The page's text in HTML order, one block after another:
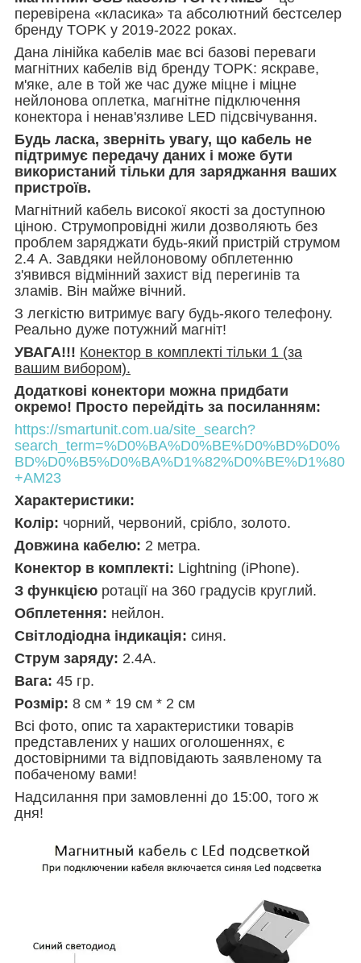
перевірена «класика» та абсолютний бестселер
бренду TOPK у 2019-2022 роках.
Дана лінійка кабелів має всі базові переваги
магнітних кабелів від бренду TOPK: яскраве,
м'яке, але в той же час дуже міцне і міцне
нейлонова оплетка, магнітне підключення
конектора і ненав'язливе LED підсвічування.
Будь ласка, зверніть увагу, що кабель не
підтримує передачу даних і може бути
використаний тільки для заряджання ваших
пристроїв.
Магнітний кабель високої якості за доступною
ціною. Струмопровідні жили дозволяють без
проблем заряджати будь-який пристрій струмом
2.4 А. Завдяки нейлоновому обплетенню
з'явився відмінний захист від перегинів та
зламів. Він майже вічний.
З легкістю витримує вагу будь-якого телефону.
Реально дуже потужний магніт!
УВАГА!!! Конектор в комплекті тільки 1 (за
вашим вибором).
Додаткові конектори можна придбати
окремо! Просто перейдіть за посиланням:
https://smartunit.com.ua/site_search?
search_term=%D0%BA%D0%BE%D0%BD%D0%
BD%D0%B5%D0%BA%D1%82%D0%BE%D1%80
+AM23
Характеристики:
Колір: чорний, червоний, срібло, золото.
Довжина кабелю: 2 метра.
Конектор в комплекті: Lightning (iPhone).
З функцією ротації на 360 градусів круглий.
Обплетення: нейлон.
Світлодіодна індикація: синя.
Струм заряду: 2.4A.
Вага: 45 гр.
Розмір: 8 см * 19 см * 2 см
Всі фото, опис та характеристики товарів
представлених у наших оголошеннях, є
достовірними та відповідають заявленому та
побаченому вами!
Надсилання при замовленні до 15:00, того ж
дня!